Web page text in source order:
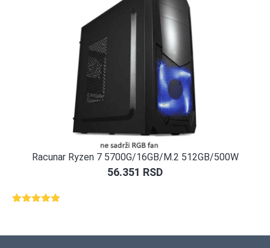
Racunar Ryzen 7 5700G/16GB/M.2 512GB/500W
56.351 RSD
ocene